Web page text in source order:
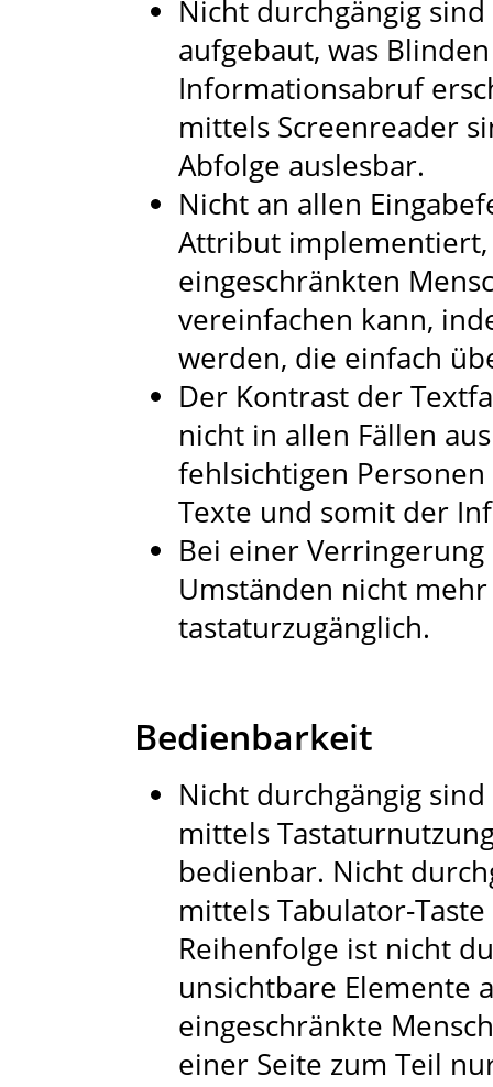
Nicht durchgängig
aufgebaut, was
Informationsabruf
mittels Screenreader
Abfolge auslesbar.
Nicht an allen
Attribut
eingeschränkten
vereinfachen kann,
werden, die einfach
Der Kontrast der
nicht in allen Fällen
fehlsichtigen
Texte und somit der
Bei einer
Umständen nicht
tastaturzugänglich.
Bedienbarkeit
Nicht durchgängig
mittels
bedienbar. Nicht
mittels Tabulator-
Reihenfolge ist nicht
unsichtbare Elemente
eingeschränkte
einer Seite zum Teil